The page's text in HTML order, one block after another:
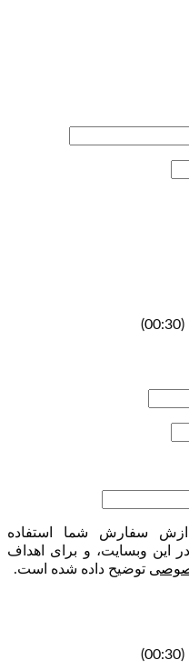
(00:
30
)
سفارش شما استفاده
این وبسایت، و برای اهداف
توضیح داده شده است.
(00:
30
)